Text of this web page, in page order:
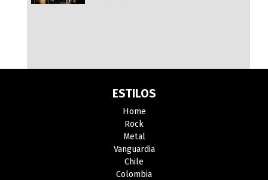
ESTILOS
Home
Rock
Metal
Vanguardia
Chile
Colombia